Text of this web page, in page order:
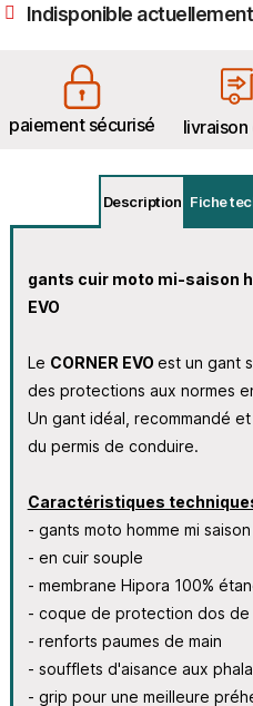
Indisponible actuellement
paiement sécurisé
Description Fiche
gants cuir moto mi-saison
EVO
Le CORNER EVO est un gant
des protections aux normes
Un gant idéal, recommandé
du permis de conduire.
Caractéristiques
- gants moto homme mi saison
- en cuir souple
- membrane Hipora 100%
- coque de protection dos de
- renforts paumes de main
- soufflets d'aisance aux
- grip pour une meilleure